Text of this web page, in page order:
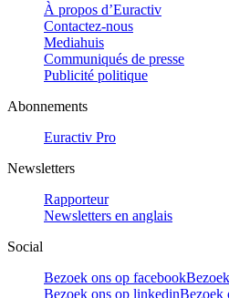
À propos d’Euractiv
Contactez-nous
Mediahuis
Communiqués de presse
Publicité politique
Abonnements
Euractiv Pro
Newsletters
Rapporteur
Newsletters en anglais
Social
Bezoek ons op facebook
Bezoek ons op linkedinBezoek